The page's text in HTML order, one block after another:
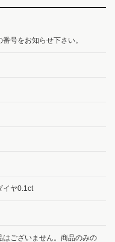
号をお知らせ下さい。
イヤ0.1ct
はございません。商品のみの